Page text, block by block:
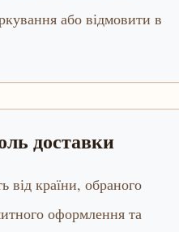
або відмовити в
доставки
від країни, обраного
оформлення та